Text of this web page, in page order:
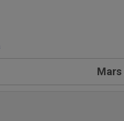
Mars